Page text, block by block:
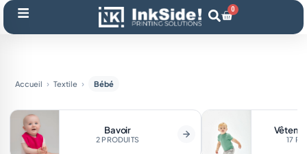
Aller
au
contenu
0
Panier
Accueil Textile Bébé
Bavoir
2 PRODUITS 17